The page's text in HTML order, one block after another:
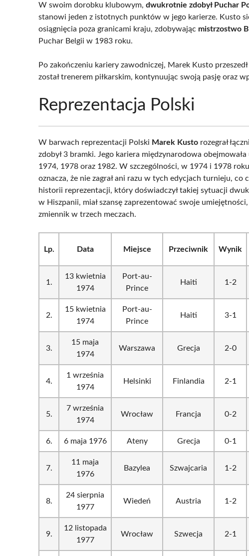
W swoim dorobku klubowym, dwukrotnie zdobył Puchar
stanowi jeden z istotnych punktów w jego karierze. Kusto
osiągnięcia poza granicami kraju, zdobywając mistrzostwo
Puchar Belgii w 1983 roku.
Po zakończeniu kariery zawodniczej, Marek Kusto
został trenerem piłkarskim, kontynuując swoją pasję oraz
Reprezentacja Polski
W barwach reprezentacji Polski Marek Kusto rozegrał
zdobył 3 bramki. Jego kariera międzynarodowa
1974, 1978 oraz 1982. W szczególności, w 1974 i 1978
oznacza, że nie zagrał ani razu w tych edycjach turnieju, co
historii reprezentacji, który doświadczył takiej sytuacji
w Hiszpanii, miał szansę zaprezentować swoje
zmiennik w trzech meczach.
Lp. Data Miejsce Przeciwnik Wynik
1.
13 kwietnia
1974
Port-au-
Prince
Haiti 1-2
2.
15 kwietnia
1974
Port-au-
Prince
Haiti 3-1
3.
15 maja
1974
Warszawa Grecja 2-0
4.
1 września
1974
Helsinki Finlandia 2-1
5.
7 września
1974
Wrocław Francja 0-2
6. 6 maja 1976 Ateny Grecja 0-1
7.
11 maja
1976
Bazylea Szwajcaria 1-2
8.
24 sierpnia
1977
Wiedeń Austria 1-2
9.
12 listopada
1977
Wrocław Szwecja 2-1